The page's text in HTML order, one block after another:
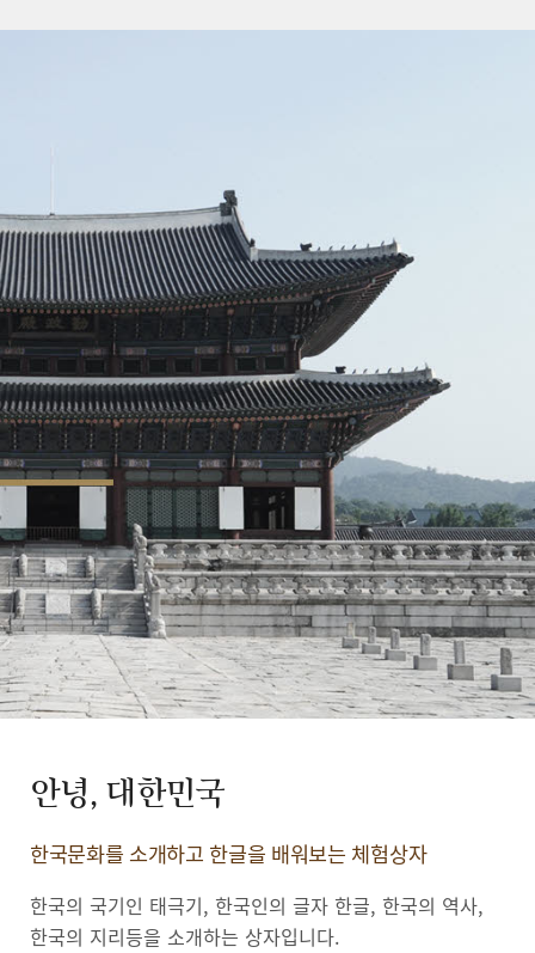
안녕, 대한민국
한국문화를 소개하고 한글을 배워보는 체험상자
한국의 국기인 태극기, 한국인의 글자 한글, 한국의 역사,
한국의 지리등을 소개하는 상자입니다.